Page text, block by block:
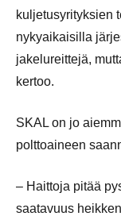
kuljetusyrityksien
nykyaikaisilla
jakelureittejä,
kertoo.
SKAL on jo
polttoaineen
– Haittoja pitää
saatavuus